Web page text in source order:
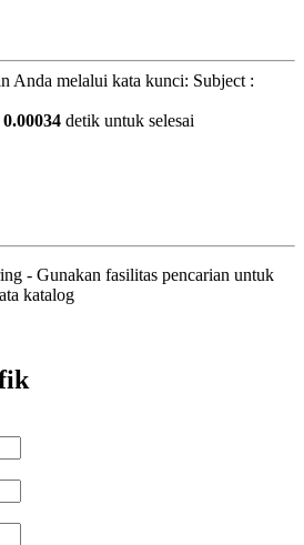
Anda melalui kata kunci: Subject :
0.00034 detik untuk selesai
- Gunakan fasilitas pencarian untuk
katalog